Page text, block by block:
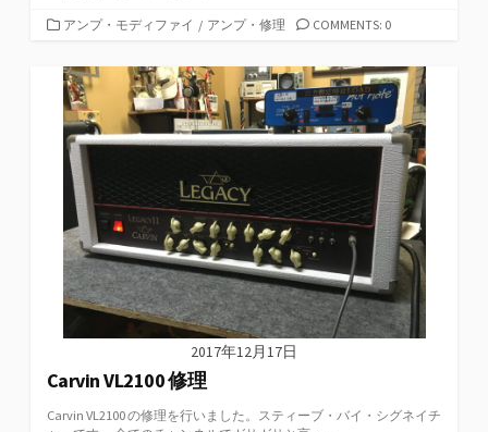
カ
ゴ
リ
ー
アンプ・モディファイ / アンプ・修理 COMMENTS: 0
2017年12月17日
Carvin VL2100 修理
Carvin VL2100 の修理を行いました。スティーブ・バイ・シグネイチ